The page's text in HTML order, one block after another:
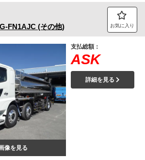
トラック市FC会員専用ページはこちら
ログイン
FN1AJC (その他) お気に入り
像を見る
支払総額：
ASK
詳細を見る